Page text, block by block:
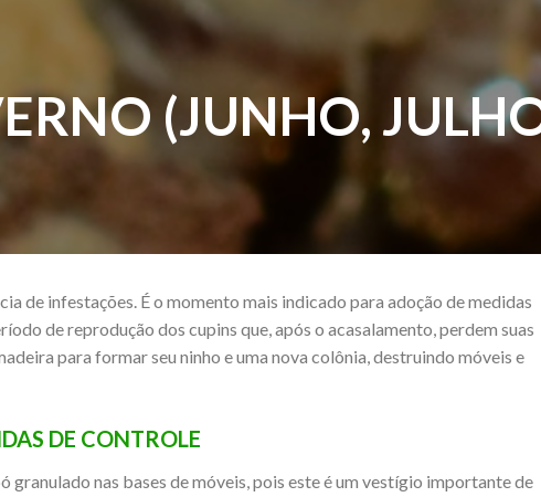
(JUNHO,
de infestações. É o momento mais indicado para adoção de medidas
de reprodução dos cupins que, após o acasalamento, perdem suas
para formar seu ninho e uma nova colônia, destruindo móveis e
DE CONTROLE
granulado nas bases de móveis, pois este é um vestígio importante de